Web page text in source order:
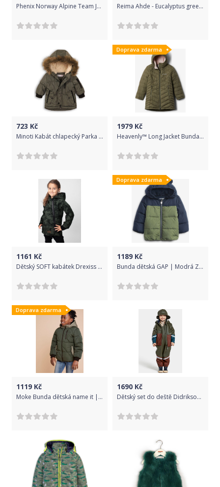
Phenix Norway Alpine Team Jr. Jacket - YG 140 Reima Ahde - Eucalyptus green 104
723 Kč
Minoti Kabát chlapecký Parka podšitý chlupem, Minoti, RANGER 2, zelená - 122/128
Doprava zdarma
1979 Kč
Heavenly™ Long Jacket Bunda dětská Columbia | Zelená | Dívčí | XL
1161 Kč
Dětský SOFT kabátek Drexiss ARMY/BLACK Velikost: 92-98
Doprava zdarma
1189 Kč
Bunda dětská GAP | Modrá Zelená | Chlapecké | 12-18 měsíců
Doprava zdarma
1119 Kč
Moke Bunda dětská name it | Zelená | Chlapecké | 146
1690 Kč
Dětský set do deště Didriksons Waterman Khaki zelená Velikost: 90